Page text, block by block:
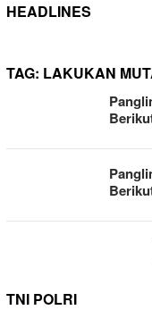
HEADLINES
TAG: LAKUKAN
TNI POLRI